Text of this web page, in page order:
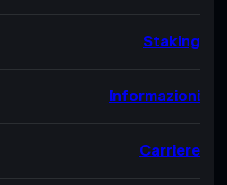
Staking
Informazioni
Carriere